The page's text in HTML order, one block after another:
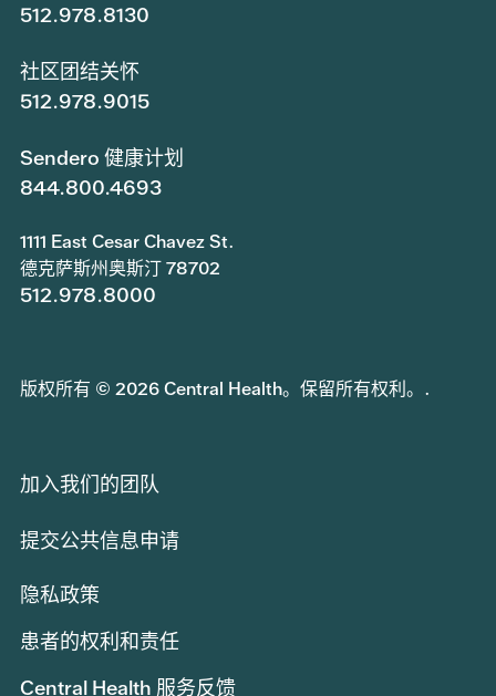
512.978.8130
社区团结关怀
512.978.9015
Sendero 健康计划
844.800.4693
1111 East Cesar Chavez St.
德克萨斯州奥斯汀 78702
512.978.8000
版权所有 © 2026 Central Health。保留所有权利。.
加入我们的团队
提交公共信息申请
隐私政策
患者的权利和责任
Central Health 服务反馈